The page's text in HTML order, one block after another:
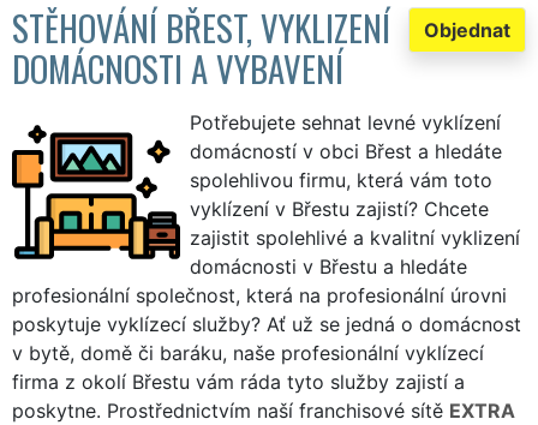
Objednat
STĚHOVÁNÍ BŘEST, VYKLIZENÍ
DOMÁCNOSTI A VYBAVENÍ
Potřebujete sehnat levné vyklízení
domácností v obci Břest a hledáte
spolehlivou firmu, která vám toto
vyklízení v Břestu zajistí? Chcete
zajistit spolehlivé a kvalitní vyklizení
domácnosti v Břestu a hledáte
profesionální společnost, která na profesionální úrovni
poskytuje vyklízecí služby? Ať už se jedná o domácnost
v bytě, domě či baráku, naše profesionální vyklízecí
firma z okolí Břestu vám ráda tyto služby zajistí a
poskytne. Prostřednictvím naší franchisové sítě EXTRA